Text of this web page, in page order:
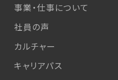
事業・仕事について
社員の声
カルチャー
キャリアパス